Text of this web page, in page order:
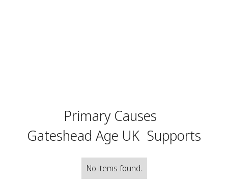
Primary Causes
Gateshead Age UK Supports
No items found.